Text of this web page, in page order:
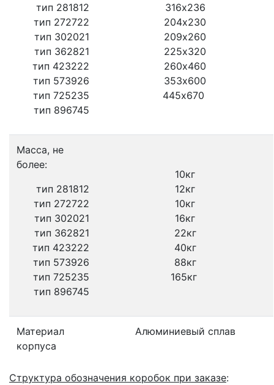
тип 281812
тип 272722
тип 302021
тип 362821
тип 423222
тип 573926
тип 725235
тип 896745
316х236
204х230
209х260
225х320
260х460
353х600
445х670
Масса, не
более:
тип 281812
тип 272722
тип 302021
тип 362821
тип 423222
тип 573926
тип 725235
тип 896745
10кг
12кг
10кг
16кг
22кг
40кг
88кг
165кг
Материал
корпуса
Алюминиевый сплав
Структура обозначения коробок при заказе: